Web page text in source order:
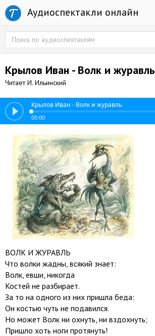
Аудиоспектакли онлайн
Крылов Иван - Волк и журавль
Читает И. Ильинский
Крылов Иван - Волк и журавль
00:00
ВОЛК И ЖУРАВЛЬ
Что волки жадны, всякий знает:
Волк, евши, никогда
Костей не разбирает.
За то на одного из них пришла беда:
Он костью чуть не подавился.
Но может Волк ни охнуть, ни вздохнуть;
Пришло хоть ноги протянуть!